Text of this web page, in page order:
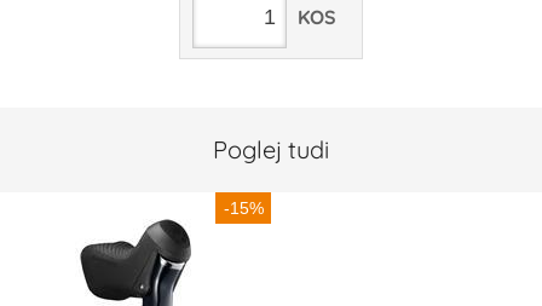
KOS
Poglej tudi
-15%